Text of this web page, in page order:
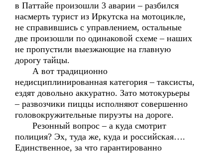
в Паттайе произошли 3 аварии – разбился
насмерть турист из Иркутска на мотоцикле,
не справившись с управлением, остальные
две произошли по одинаковой схеме – наших
не пропустили выезжающие на главную
дорогу тайцы.
А вот традиционно
недисциплинированная категория – таксисты,
ездят довольно аккуратно. Зато мотокурьеры
– развозчики пиццы исполняют совершенно
головокружительные пируэты на дороге.
Резонный вопрос – а куда смотрит
полиция? Эх, туда же, куда и российская….
Единственное, за что гарантированно